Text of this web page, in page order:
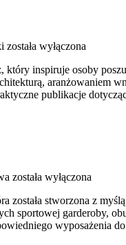
została wyłączona
inspiruje osoby
aranżowaniem
publikacje
została wyłączona
stworzona z
sportowej garderoby,
wyposażenia